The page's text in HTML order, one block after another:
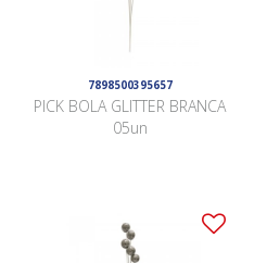
7898500395657
PICK BOLA GLITTER BRANCA
05un